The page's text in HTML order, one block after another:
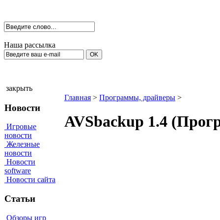
Наша рассылка
закрыть
Новости
Игровые
новости
Железные
новости
Новости
software
Новости сайта
Статьи
Обзоры игр
Главная > Программы, драйверы >
AVSbackup 1.4